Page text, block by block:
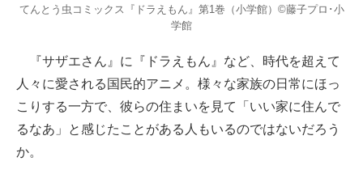
てんとう虫コミックス『ドラえもん』第1巻（小学館）©藤子プロ･小
学館
『サザエさん』に『ドラえもん』など、時代を超えて
人々に愛される国民的アニメ。様々な家族の日常にほっ
こりする一方で、彼らの住まいを見て「いい家に住んで
るなあ」と感じたことがある人もいるのではないだろう
か。